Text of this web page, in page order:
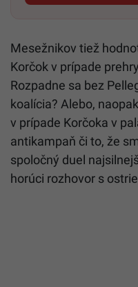
Mesežnikov tiež
Korčok v prípade
Rozpadne sa bez
koalícia? Alebo,
v prípade Korčoka v
antikampaň či to, že
spoločný duel
horúci rozhovor s